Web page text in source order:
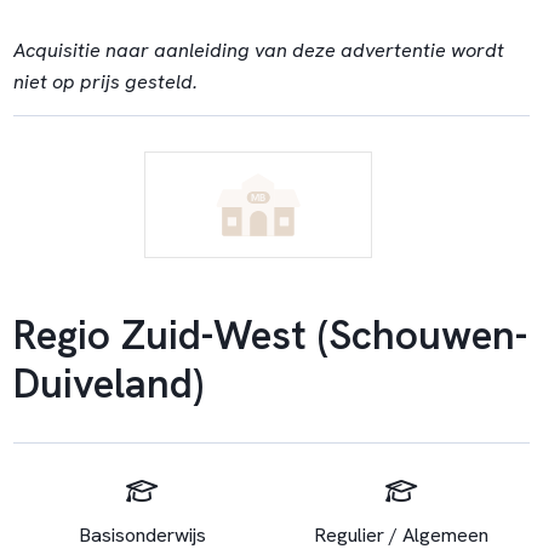
Acquisitie naar aanleiding van deze advertentie wordt
niet op prijs gesteld.
Regio Zuid-West (Schouwen-
Duiveland)
Basisonderwijs Regulier / Algemeen